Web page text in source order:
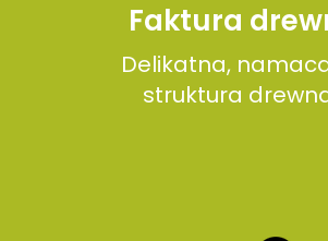
Faktura
Delikatna,
struktura